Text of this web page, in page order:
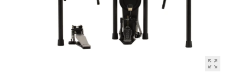
zoom_out_map